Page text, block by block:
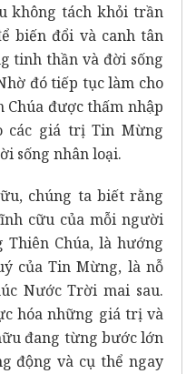
không tách khỏi trần
biến đổi và canh tân
tinh thần và đời sống
đó tiếp tục làm cho
Chúa được thấm nhập
các giá trị Tin Mừng
sống nhân loại.
chúng ta biết rằng
cữu của mỗi người
Chúa, là hướng
của Tin Mừng, là nỗ
Nước Trời mai sau.
hóa những giá trị và
đang từng bước lớn
động và cụ thể ngay